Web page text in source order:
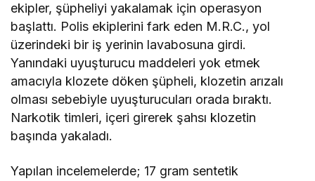
ekipler, şüpheliyi yakalamak için operasyon
başlattı. Polis ekiplerini fark eden M.R.C., yol
üzerindeki bir iş yerinin lavabosuna girdi.
Yanındaki uyuşturucu maddeleri yok etmek
amacıyla klozete döken şüpheli, klozetin arızalı
olması sebebiyle uyuşturucuları orada bıraktı.
Narkotik timleri, içeri girerek şahsı klozetin
başında yakaladı.
Yapılan incelemelerde; 17 gram sentetik